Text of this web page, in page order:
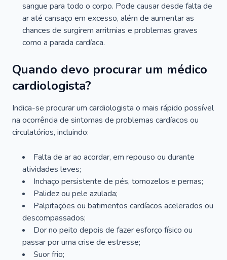
sangue para todo o corpo. Pode causar desde falta de
ar até cansaço em excesso, além de aumentar as
chances de surgirem arritmias e problemas graves
como a parada cardíaca.
Quando devo procurar um médico
cardiologista?
Indica-se procurar um cardiologista o mais rápido possível
na ocorrência de sintomas de problemas cardíacos ou
circulatórios, incluindo:
Falta de ar ao acordar, em repouso ou durante
atividades leves;
Inchaço persistente de pés, tornozelos e pernas;
Palidez ou pele azulada;
Palpitações ou batimentos cardíacos acelerados ou
descompassados;
Dor no peito depois de fazer esforço físico ou
passar por uma crise de estresse;
Suor frio;